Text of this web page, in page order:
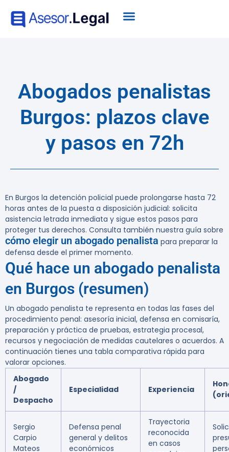
Abogados penalistas
Burgos: plazos clave
y pasos en 72h
En Burgos la detención policial puede prolongarse hasta 72
horas antes de la puesta a disposición judicial: solicita
asistencia letrada inmediata y sigue estos pasos para
proteger tus derechos. Consulta también nuestra guía sobre
cómo elegir un abogado penalista para preparar la
defensa desde el primer momento.
Qué hace un abogado penalista
en Burgos (resumen)
Un abogado penalista te representa en todas las fases del
procedimiento penal: asesoría inicial, defensa en comisaría,
preparación y práctica de pruebas, estrategia procesal,
recursos y negociación de medidas cautelares o acuerdos. A
continuación tienes una tabla comparativa rápida para
valorar opciones.
Abogado
/
Despacho
Especialidad Experiencia
Sergio
Carpio
Mateos
Defensa penal
general y delitos
económicos
Trayectoria
reconocida
en casos